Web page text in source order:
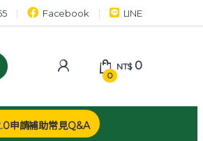
Facebook LINE
0
NT$0
申請補助常見Q&A